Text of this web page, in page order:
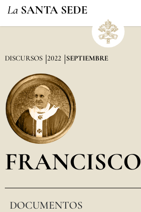
La SANTA SEDE
DISCURSOS 2022 SEPTIEMBRE
FRANCISCO
DOCUMENTOS